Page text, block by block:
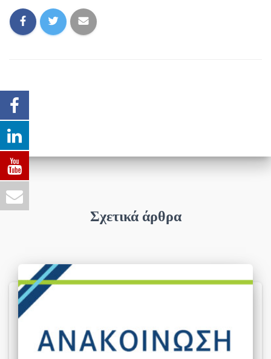
Σχετικά άρθρα